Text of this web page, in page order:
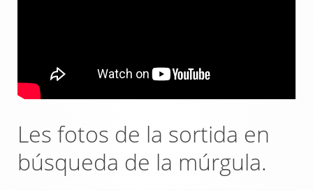
Les fotos de la sortida en
búsqueda de la múrgula.